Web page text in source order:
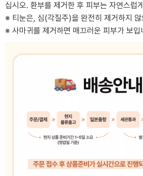
십시오. 환부를 제거한 후 피부는 자연스럽
※ 티눈은, 심(각질주)을 완전히 제거하지
※ 사마귀를 제거하면 매끄러운 피부가 보입